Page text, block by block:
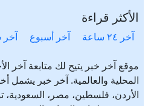
الأكثر قراءة
آخر ٢٤ ساعة آخر أسبوع آخر
موقع آخر خبر يتيح لك متابعة آخر
المحلية والعالمية. آخر خبر يشمل
الأردن، فلسطين، مصر، السعودية،